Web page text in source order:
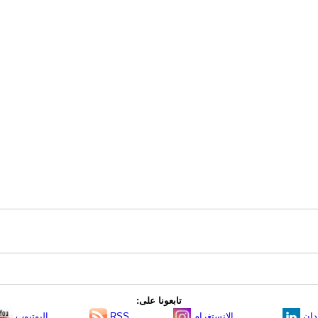
تابعونا على: